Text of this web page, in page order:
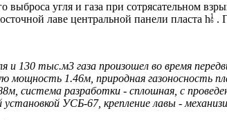
угля и газа при сотрясательном
лаве центральной панели пласта h 1
6 .
130 тыс.м3 газа произошел во время
мощность 1.46м, природная газоносность
система разработки - сплошная, с
УСБ-67, крепление лавы -